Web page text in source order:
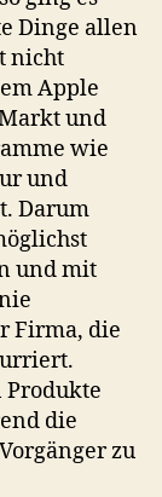
Dinge allen
nicht
Apple
und
wie
und
Darum
und mit
Firma, die
Produkte
die
zu